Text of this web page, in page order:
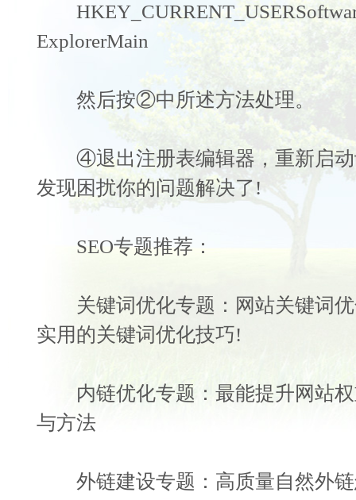
ExplorerMain
然后按②中所述方法处理。
④退出注册表编辑器，重新启动
发现困扰你的问题解决了!
SEO专题推荐：
关键词优化专题：网站关键词优
实用的关键词优化技巧!
内链优化专题：最能提升网站权
与方法
外链建设专题：高质量自然外链